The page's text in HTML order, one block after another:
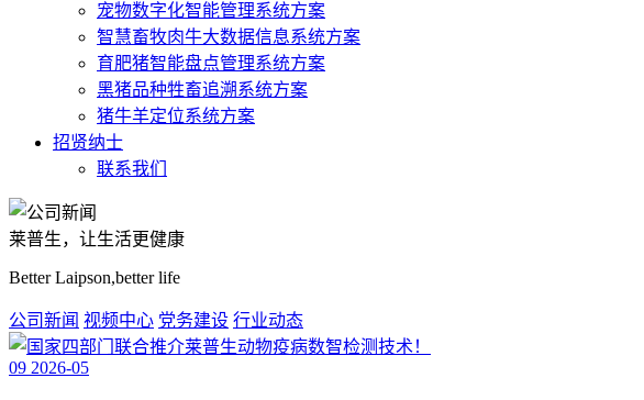
宠物数字化智能管理系统方案
智慧畜牧肉牛大数据信息系统方案
育肥猪智能盘点管理系统方案
黑猪品种牲畜追溯系统方案
猪牛羊定位系统方案
招贤纳士
联系我们
莱普生，让生活更健康
Better Laipson,better life
公司新闻 视频中心 党务建设 行业动态
09 2026-05